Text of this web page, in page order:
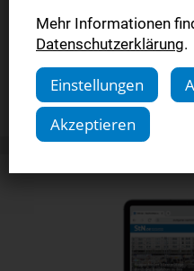
Alle Informationen
Mehr dazu
Mehr Informationen
Datenschutzerklärung.
Einstellungen
Akzeptieren